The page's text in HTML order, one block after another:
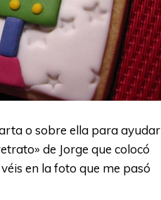
o sobre ella para ayudar
de Jorge que colocó
en la foto que me pasó